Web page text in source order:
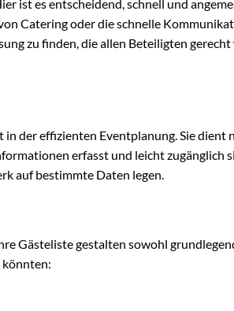
ist es entscheidend, schnell und
Catering oder die schnelle
zu finden, die allen Beteiligten
der effizienten Eventplanung. Sie dient
erfasst und leicht zugänglich
auf bestimmte Daten legen.
Gästeliste gestalten sowohl
könnten: